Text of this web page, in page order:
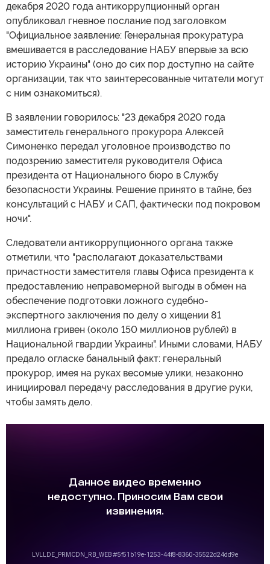
декабря 2020 года антикоррупционный орган
опубликовал гневное послание под заголовком
"Официальное заявление: Генеральная прокуратура
вмешивается в расследование НАБУ впервые за всю
историю Украины" (оно до сих пор доступно на сайте
организации, так что заинтересованные читатели могут
с ним ознакомиться).
В заявлении говорилось: "23 декабря 2020 года
заместитель генерального прокурора Алексей
Симоненко передал уголовное производство по
подозрению заместителя руководителя Офиса
президента от Национального бюро в Службу
безопасности Украины. Решение принято в тайне, без
консультаций с НАБУ и САП, фактически под покровом
ночи".
Следователи антикоррупционного органа также
отметили, что "располагают доказательствами
причастности заместителя главы Офиса президента к
предоставлению неправомерной выгоды в обмен на
обеспечение подготовки ложного судебно-
экспертного заключения по делу о хищении 81
миллиона гривен (около 150 миллионов рублей) в
Национальной гвардии Украины". Иными словами, НАБУ
предало огласке банальный факт: генеральный
прокурор, имея на руках весомые улики, незаконно
инициировал передачу расследования в другие руки,
чтобы замять дело.